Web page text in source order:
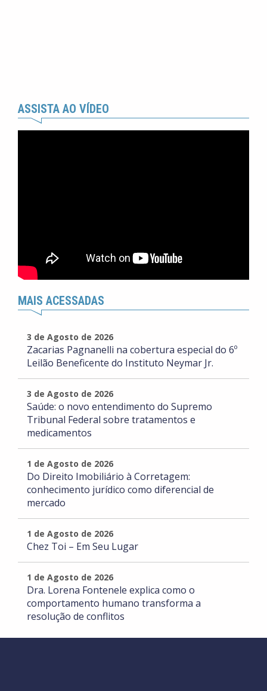
ASSISTA AO VÍDEO
MAIS ACESSADAS
3 de Agosto de 2026
Zacarias Pagnanelli na cobertura especial do 6º
Leilão Beneficente do Instituto Neymar Jr.
3 de Agosto de 2026
Saúde: o novo entendimento do Supremo
Tribunal Federal sobre tratamentos e
medicamentos
1 de Agosto de 2026
Do Direito Imobiliário à Corretagem:
conhecimento jurídico como diferencial de
mercado
1 de Agosto de 2026
Chez Toi – Em Seu Lugar
1 de Agosto de 2026
Dra. Lorena Fontenele explica como o
comportamento humano transforma a
resolução de conflitos